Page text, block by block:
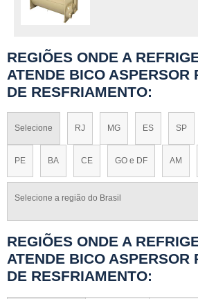
REGIÕES ONDE A
ATENDE BICO ASPERSOR
DE RESFRIAMENTO:
Selecione RJ MG ES SP
PE BA CE GO e DF AM
Selecione a região do Brasil
REGIÕES ONDE A
ATENDE BICO ASPERSOR
DE RESFRIAMENTO: